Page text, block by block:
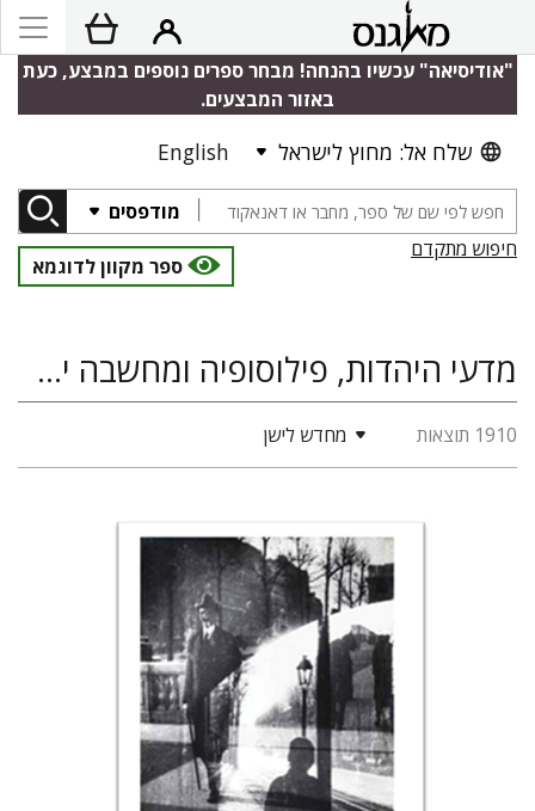
"אודיסיאה" עכשיו בהנחה! מבחר ספרים נוספים במבצע, כעת
באזור המבצעים.
שלח אל: מחוץ לישראל English
מודפסים
חיפוש מתקדם
ספר מקוון לדוגמא
מדעי היהדות, פילוסופיה ומחשבה יהודית, מיסטיקה יהודית, היסטוריה
1910 תוצאות מחדש לישן
רונה סלע